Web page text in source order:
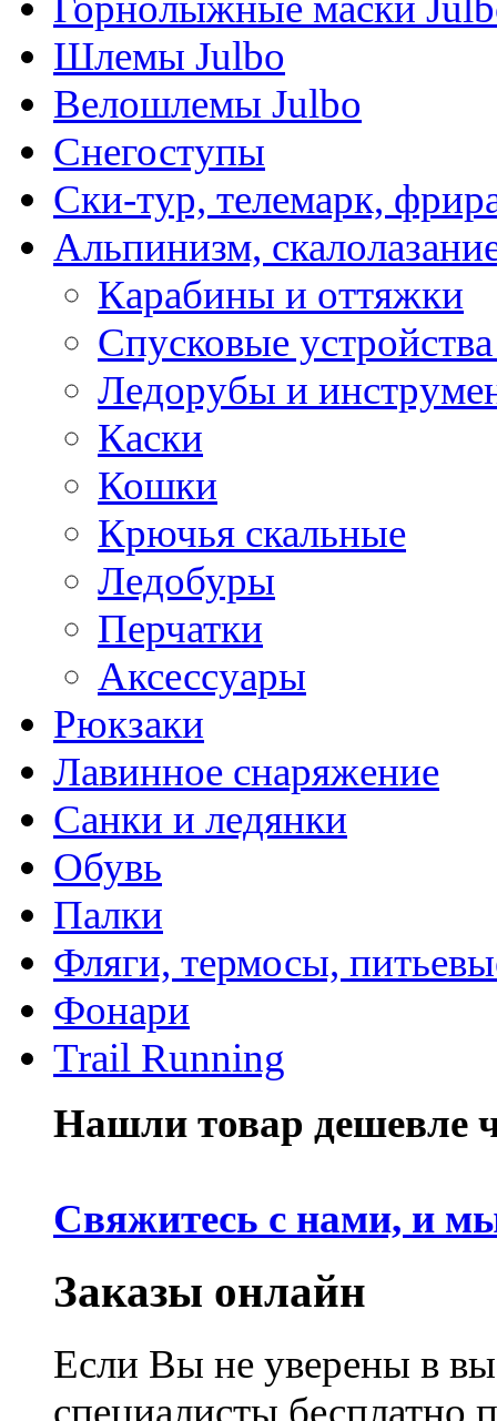
Шлемы Julbo
Велошлемы Julbo
Снегоступы
Ски-тур, телемарк,
Альпинизм,
Карабины и оттяжки
Спусковые
Ледорубы и
Каски
Кошки
Крючья скальные
Ледобуры
Перчатки
Аксессуары
Рюкзаки
Лавинное снаряжение
Санки и ледянки
Обувь
Палки
Фляги, термосы,
Фонари
Trail Running
Нашли товар дешевле
Свяжитесь с нами, и
Заказы онлайн
Если Вы не уверены в
специалисты